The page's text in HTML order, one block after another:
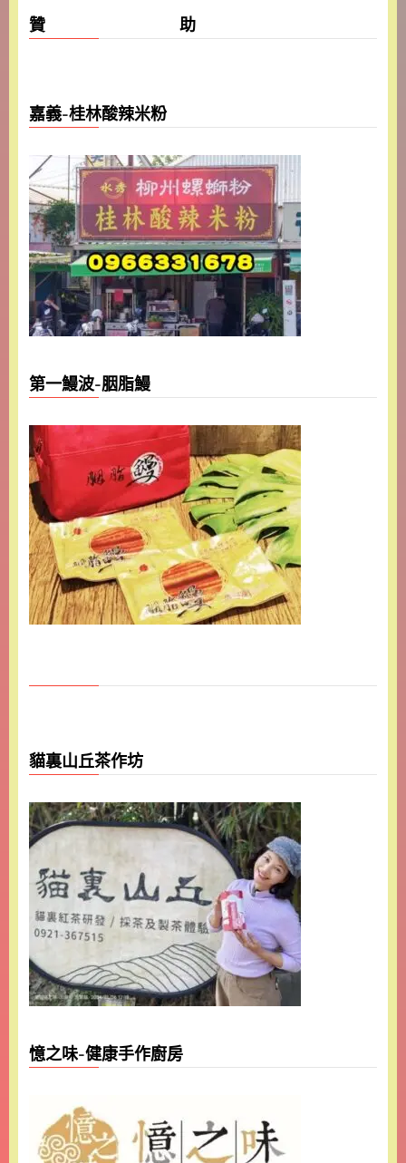
贊 助
嘉義-桂林酸辣米粉
第一鰻波-胭脂鰻
貓裏山丘茶作坊
憶之味-健康手作廚房